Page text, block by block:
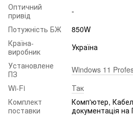
Оптичний
привід
-
Потужність БЖ
850W
Країна-
виробник
Україна
Установлене
ПЗ
Windows 11
Wi-Fi
Так
Комплект
поставки
Комп'ютер,
документація на